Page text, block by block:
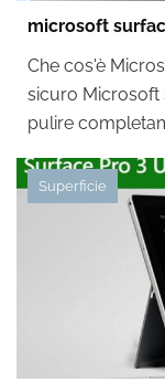
microsoft
Che cos'è
sicuro Microsoft
pulire
Superficie